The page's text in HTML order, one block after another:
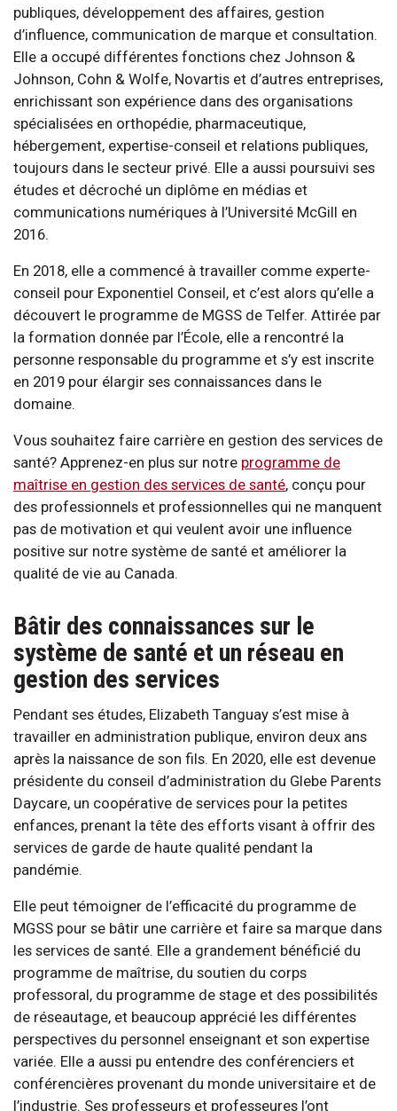
publiques, développement des affaires, gestion
d’influence, communication de marque et consultation.
Elle a occupé différentes fonctions chez Johnson &
Johnson, Cohn & Wolfe, Novartis et d’autres entreprises,
enrichissant son expérience dans des organisations
spécialisées en orthopédie, pharmaceutique,
hébergement, expertise-conseil et relations publiques,
toujours dans le secteur privé. Elle a aussi poursuivi ses
études et décroché un diplôme en médias et
communications numériques à l’Université McGill en
2016.
En 2018, elle a commencé à travailler comme experte-
conseil pour Exponentiel Conseil, et c’est alors qu’elle a
découvert le programme de MGSS de Telfer. Attirée par
la formation donnée par l’École, elle a rencontré la
personne responsable du programme et s’y est inscrite
en 2019 pour élargir ses connaissances dans le
domaine.
Vous souhaitez faire carrière en gestion des services de
santé? Apprenez-en plus sur notre programme de
maîtrise en gestion des services de santé, conçu pour
des professionnels et professionnelles qui ne manquent
pas de motivation et qui veulent avoir une influence
positive sur notre système de santé et améliorer la
qualité de vie au Canada.
Bâtir des connaissances sur le
système de santé et un réseau en
gestion des services
Pendant ses études, Elizabeth Tanguay s’est mise à
travailler en administration publique, environ deux ans
après la naissance de son fils. En 2020, elle est devenue
présidente du conseil d’administration du Glebe Parents
Daycare, un coopérative de services pour la petites
enfances, prenant la tête des efforts visant à offrir des
services de garde de haute qualité pendant la
pandémie.
Elle peut témoigner de l’efficacité du programme de
MGSS pour se bâtir une carrière et faire sa marque dans
les services de santé. Elle a grandement bénéficié du
programme de maîtrise, du soutien du corps
professoral, du programme de stage et des possibilités
de réseautage, et beaucoup apprécié les différentes
perspectives du personnel enseignant et son expertise
variée. Elle a aussi pu entendre des conférenciers et
conférencières provenant du monde universitaire et de
l’industrie. Ses professeurs et professeures l’ont